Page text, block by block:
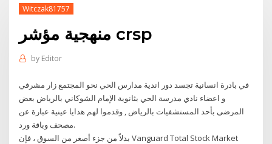
Witczak81757
منهجية مؤشر crsp
by Editor
في بادرة انسانية تجسد دور اندية مدارس الحي نحو المجتمع زار مشرفي
و اعضاء نادي مدرسة الحي بثانوية الإمام الشوكاني بالرياض بعض
المرضى بأحد المستشفيات بالرياض , وقدموا لهم هدايا عينية عبارة عن
مصحف وباقة ورد.
بدلاً من جزء أصغر من السوق ، فإن Vanguard Total Stock Market